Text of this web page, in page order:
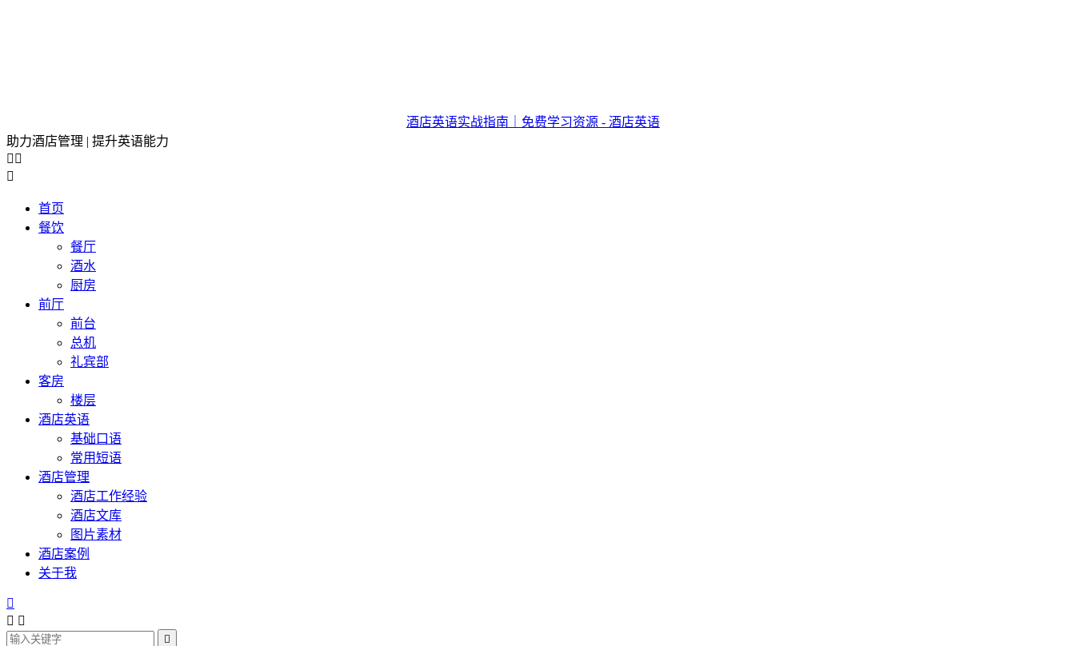
酒店英语实战指南｜免费学习资源 - 酒店英语
助力酒店管理 | 提升英语能力
 

首页
餐饮
餐厅
酒水
厨房
前厅
前台
总机
礼宾部
客房
楼层
酒店英语
基础口语
常用短语
酒店管理
酒店工作经验
酒店文库
图片素材
酒店案例
关于我

 
